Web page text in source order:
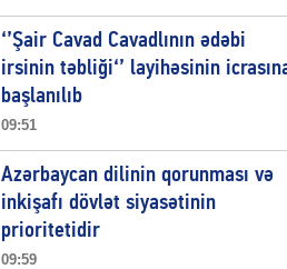
‘’Şair Cavad Cavadlının ədəbi
irsinin təbliği‘’ layihəsinin
başlanılıb
09:51
Azərbaycan dilinin qorunması və
inkişafı dövlət siyasətinin
prioritetidir
09:59